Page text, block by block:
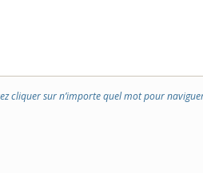
cliquer sur n’importe quel mot pour